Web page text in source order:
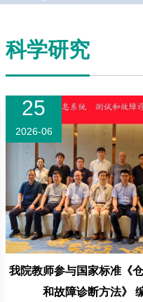
科学研究
25
2026-06
我院教师参与国家标准《
和故障诊断方法》